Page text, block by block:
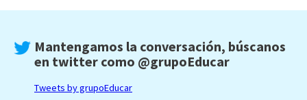
Mantengamos la conversación, búscanos
en twitter como @grupoEducar
Tweets by grupoEducar